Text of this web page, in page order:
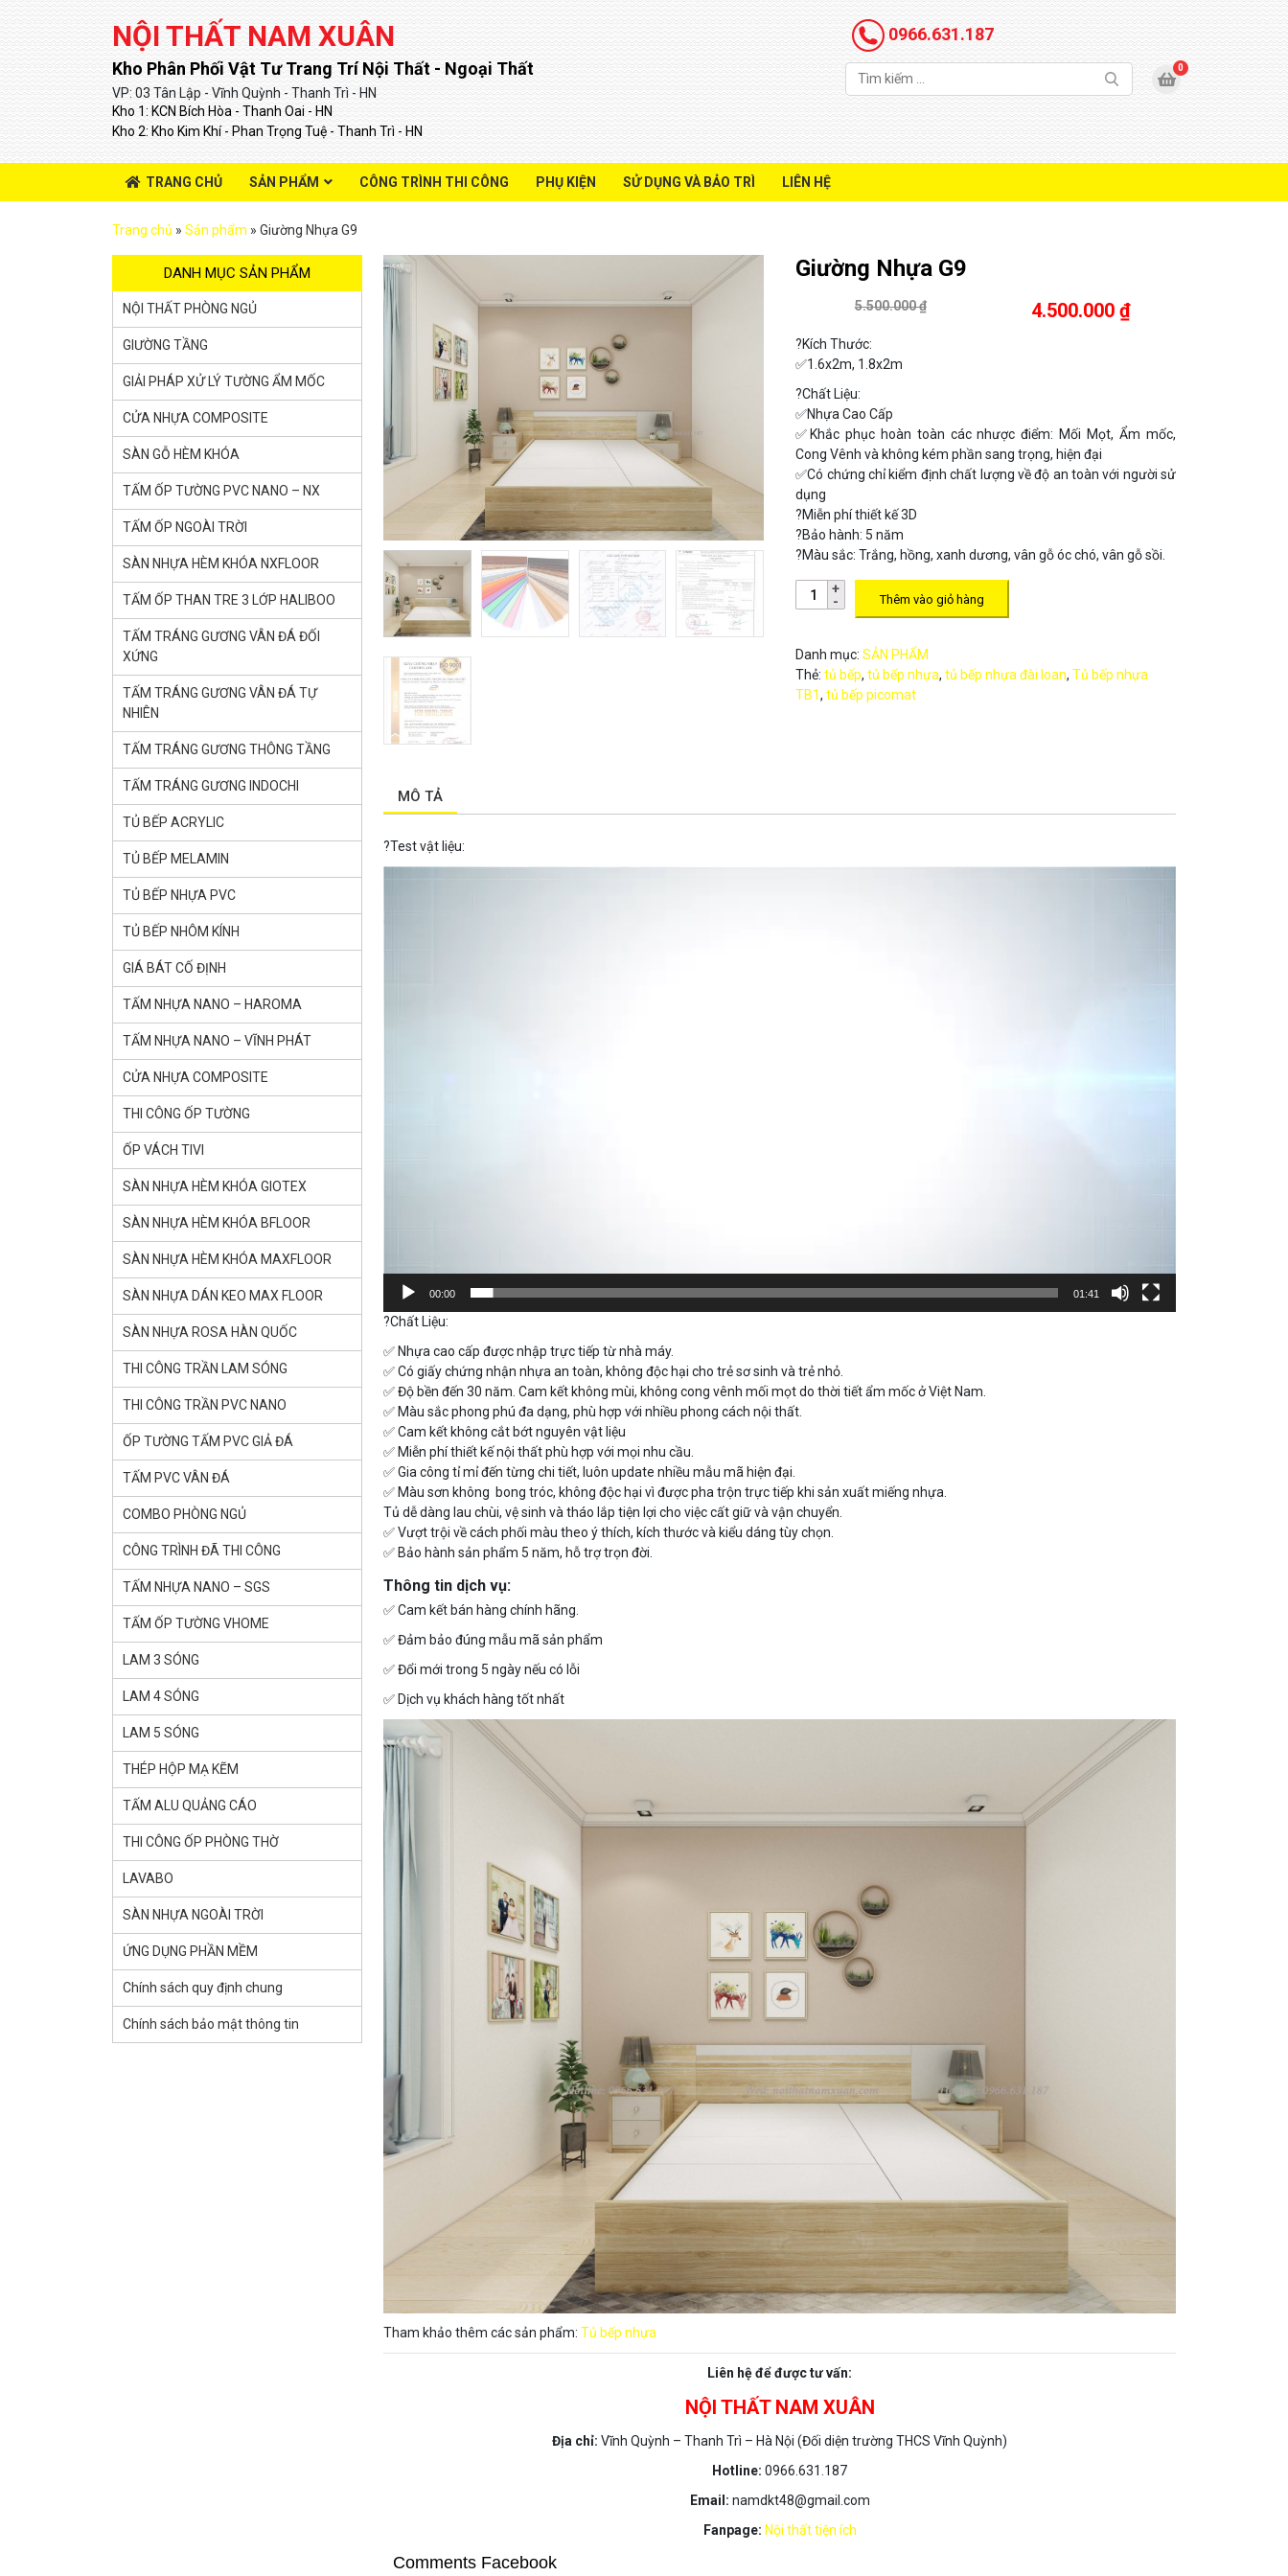
NỘI THẤT NAM XUÂN
Kho Phân Phối Vật Tư Trang Trí Nội Thất - Ngoại Thất
VP: 03 Tân Lập - Vĩnh Quỳnh - Thanh Trì - HN
Kho 1: KCN Bích Hòa - Thanh Oai - HN
Kho 2: Kho Kim Khí - Phan Trọng Tuệ - Thanh Trì - HN
0966.631.187
TRANG CHỦ SẢN PHẨM CÔNG TRÌNH THI CÔNG PHỤ KIỆN SỬ DỤNG VÀ BẢO TRÌ LIÊN HỆ
Trang chủ » Sản phẩm » Giường Nhựa G9
Giường Nhựa G9
5.500.000 ₫ 4.500.000 ₫
?Kích Thước:
✅1.6x2m, 1.8x2m
?Chất Liệu:
✅Nhựa Cao Cấp
✅ Khắc phục hoàn toàn các nhược điểm: Mối Mọt, Ẩm mốc,
Cong Vênh và không kém phần sang trọng, hiện đại
✅Có chứng chỉ kiểm định chất lượng về độ an toàn với người sử
dụng
?Miễn phí thiết kế 3D
?Bảo hành: 5 năm
?Màu sắc: Trắng, hồng, xanh dương, vân gỗ óc chó, vân gỗ sồi.
Thêm vào giỏ hàng
Danh mục:SẢN PHẨM
Thẻ:tủ bếp,tủ bếp nhựa,tủ bếp nhựa đài loan,Tủ bếp nhựa
TB1,tủ bếp picomat
MÔ TẢ
?Test vật liệu:
00:00 01:41
?Chất Liệu:
✅Nhựa cao cấp được nhập trực tiếp từ nhà máy.
✅Có giấy chứng nhận nhựa an toàn, không độc hại cho trẻ sơ sinh và trẻ nhỏ.
✅Độ bền đến 30 năm. Cam kết không mùi, không cong vênh mối mọt do thời tiết ẩm mốc ở Việt Nam.
✅Màu sắc phong phú đa dạng, phù hợp với nhiều phong cách nội thất.
✅Cam kết không cắt bớt nguyên vật liệu
✅Miễn phí thiết kế nội thất phù hợp với mọi nhu cầu.
✅Gia công tỉ mỉ đến từng chi tiết, luôn update nhiều mẫu mã hiện đại.
✅Màu sơn không bong tróc, không độc hại vì được pha trộn trực tiếp khi sản xuất miếng nhựa.
Tủ dễ dàng lau chùi, vệ sinh và tháo lắp tiện lợi cho việc cất giữ và vận chuyển.
✅Vượt trội về cách phối màu theo ý thích, kích thước và kiểu dáng tùy chọn.
✅Bảo hành sản phẩm 5 năm, hỗ trợ trọn đời.
Thông tin dịch vụ:
✅Cam kết bán hàng chính hãng.
✅Đảm bảo đúng mẫu mã sản phẩm
✅Đổi mới trong 5 ngày nếu có lỗi
✅Dịch vụ khách hàng tốt nhất
Tham khảo thêm các sản phẩm:Tủ bếp nhựa
Liên hệ để được tư vấn:
NỘI THẤT NAM XUÂN
Địa chỉ:Vĩnh Quỳnh – Thanh Trì – Hà Nội (Đối diện trường THCS Vĩnh Quỳnh)
Hotline:0966.631.187
Email: namdkt48@gmail.com
Fanpage: Nội thất tiện ích
Comments Facebook
DANH MỤC SẢN PHẨM
NỘI THẤT PHÒNG NGỦ
GIƯỜNG TẦNG
GIẢI PHÁP XỬ LÝ TƯỜNG ẨM MỐC
CỬA NHỰA COMPOSITE
SÀN GỖ HÈM KHÓA
TẤM ỐP TƯỜNG PVC NANO – NX
TẤM ỐP NGOÀI TRỜI
SÀN NHỰA HÈM KHÓA NXFLOOR
TẤM ỐP THAN TRE 3 LỚP HALIBOO
TẤM TRÁNG GƯƠNG VÂN ĐÁ ĐỐI
XỨNG
TẤM TRÁNG GƯƠNG VÂN ĐÁ TỰ
NHIÊN
TẤM TRÁNG GƯƠNG THÔNG TẦNG
TẤM TRÁNG GƯƠNG INDOCHI
TỦ BẾP ACRYLIC
TỦ BẾP MELAMIN
TỦ BẾP NHỰA PVC
TỦ BẾP NHÔM KÍNH
GIÁ BÁT CỐ ĐỊNH
TẤM NHỰA NANO – HAROMA
TẤM NHỰA NANO – VĨNH PHÁT
CỬA NHỰA COMPOSITE
THI CÔNG ỐP TƯỜNG
ỐP VÁCH TIVI
SÀN NHỰA HÈM KHÓA GlOTEX
SÀN NHỰA HÈM KHÓA BFLOOR
SÀN NHỰA HÈM KHÓA MAXFLOOR
SÀN NHỰA DÁN KEO MAX FLOOR
SÀN NHỰA ROSA HÀN QUỐC
THI CÔNG TRẦN LAM SÓNG
THI CÔNG TRẦN PVC NANO
ỐP TƯỜNG TẤM PVC GIẢ ĐÁ
TẤM PVC VÂN ĐÁ
COMBO PHÒNG NGỦ
CÔNG TRÌNH ĐÃ THI CÔNG
TẤM NHỰA NANO – SGS
TẤM ỐP TƯỜNG VHOME
LAM 3 SÓNG
LAM 4 SÓNG
LAM 5 SÓNG
THÉP HỘP MẠ KẼM
TẤM ALU QUẢNG CÁO
THI CÔNG ỐP PHÒNG THỜ
LAVABO
SÀN NHỰA NGOÀI TRỜI
ỨNG DỤNG PHẦN MỀM
Chính sách quy định chung
Chính sách bảo mật thông tin